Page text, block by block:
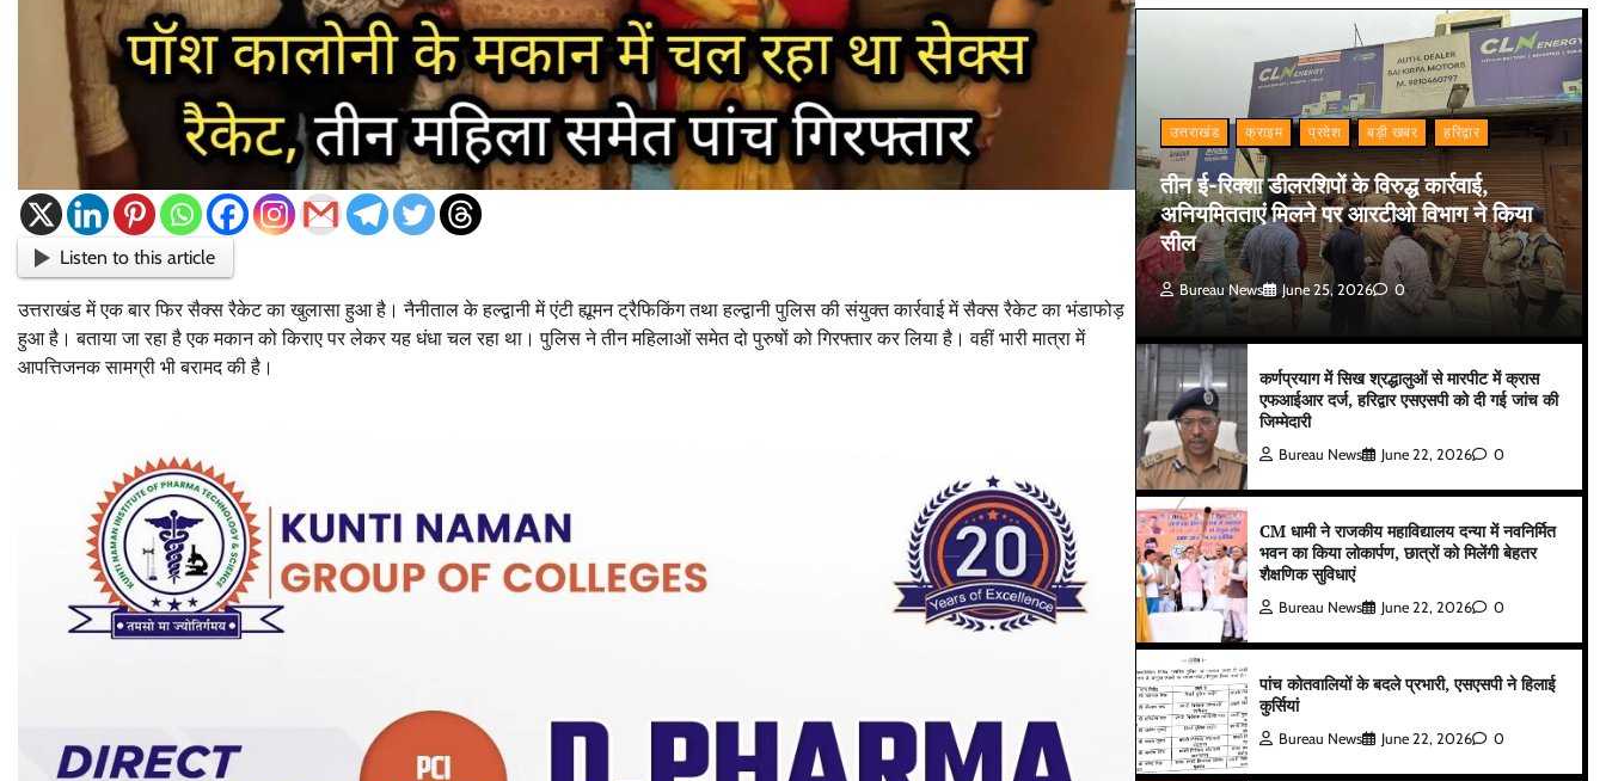
Listen to this article
उत्तराखंड में एक बार फिर सैक्स रैकेट का खुलासा हुआ है। नैनीताल के हल्द्वानी में एंटी ह्यूमन ट्रैफिकिंग तथा हल्द्वानी पुलिस की संयुक्त कार्रवाई में सैक्स रैकेट का भंडाफोड़
हुआ है। बताया जा रहा है एक मकान को किराए पर लेकर यह धंधा चल रहा था। पुलिस ने तीन महिलाओं समेत दो पुरुषों को गिरफ्तार कर लिया है। वहीं भारी मात्रा में
आपत्तिजनक सामग्री भी बरामद की है।
उत्तराखंड क्राइम प्रदेश बड़ी खबर हरिद्वार
तीन ई-रिक्शा डीलरशिपों के विरुद्ध कार्रवाई,
अनियमितताएं मिलने पर आरटीओ विभाग ने किया
सील
Bureau News June 25, 2026 0
कर्णप्रयाग में सिख श्रद्धालुओं से मारपीट में क्रास
एफआईआर दर्ज, हरिद्वार एसएसपी को दी गई जांच की
जिम्मेदारी
Bureau News June 22, 2026 0
CM धामी ने राजकीय महाविद्यालय दन्या में नवनिर्मित
भवन का किया लोकार्पण, छात्रों को मिलेंगी बेहतर
शैक्षणिक सुविधाएं
Bureau News June 22, 2026 0
पांच कोतवालियों के बदले प्रभारी, एसएसपी ने हिलाई
कुर्सियां
Bureau News June 22, 2026 0